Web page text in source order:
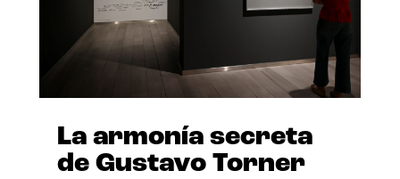
La armonía secreta
de Gustavo Torner